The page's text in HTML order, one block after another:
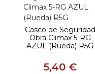
Casco de Seguridad
Obra Climax 5-RG
AZUL (Rueda) R5G
5,40 €